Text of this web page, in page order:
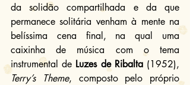
da solidão compartilhada e da que
permanece solitária venham à mente na
belíssima cena final, na qual uma
caixinha de música com o tema
instrumental de Luzes de Ribalta
Terry’s Theme, composto pelo próprio